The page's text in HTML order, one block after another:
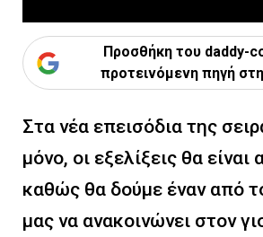
Προσθήκη του daddy-
προτεινόμενη πηγή
Στα νέα επεισόδια της
μόνο, οι εξελίξεις θα είναι
καθώς θα δούμε έναν από
μας να ανακοινώνει στον